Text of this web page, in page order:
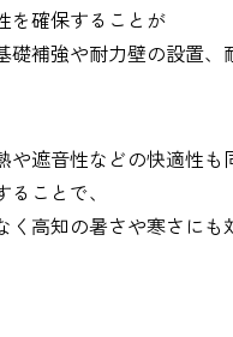
を確保することが
礎補強や耐力壁の設置
や遮音性などの快適性
ことで、
く高知の暑さや寒さにも